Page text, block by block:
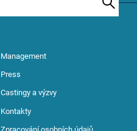
Management
Press
Castingy a výzvy
Kontakty